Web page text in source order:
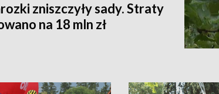
zniszczyły sady. Straty
na 18 mln zł